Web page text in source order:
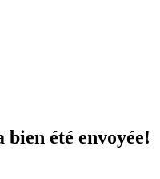
été envoyée!